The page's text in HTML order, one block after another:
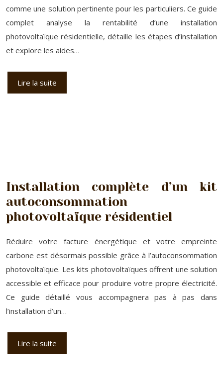
comme une solution pertinente pour les particuliers. Ce guide
complet analyse la rentabilité d’une installation
photovoltaïque résidentielle, détaille les étapes d’installation
et explore les aides…
Lire la suite
Installation complète d’un kit
autoconsommation
photovoltaïque résidentiel
Réduire votre facture énergétique et votre empreinte
carbone est désormais possible grâce à l’autoconsommation
photovoltaïque. Les kits photovoltaïques offrent une solution
accessible et efficace pour produire votre propre électricité.
Ce guide détaillé vous accompagnera pas à pas dans
l’installation d’un…
Lire la suite